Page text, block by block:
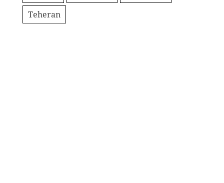
Teheran